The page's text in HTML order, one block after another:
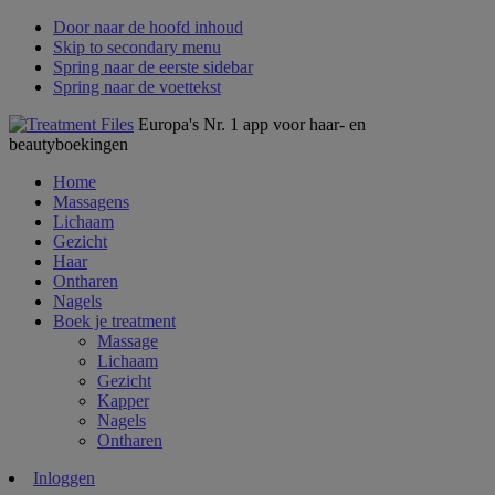
Door naar de hoofd inhoud
Skip to secondary menu
Spring naar de eerste sidebar
Spring naar de voettekst
Europa's Nr. 1 app voor haar- en
beautyboekingen
Home
Massagens
Lichaam
Gezicht
Haar
Ontharen
Nagels
Boek je treatment
Massage
Lichaam
Gezicht
Kapper
Nagels
Ontharen
Inloggen